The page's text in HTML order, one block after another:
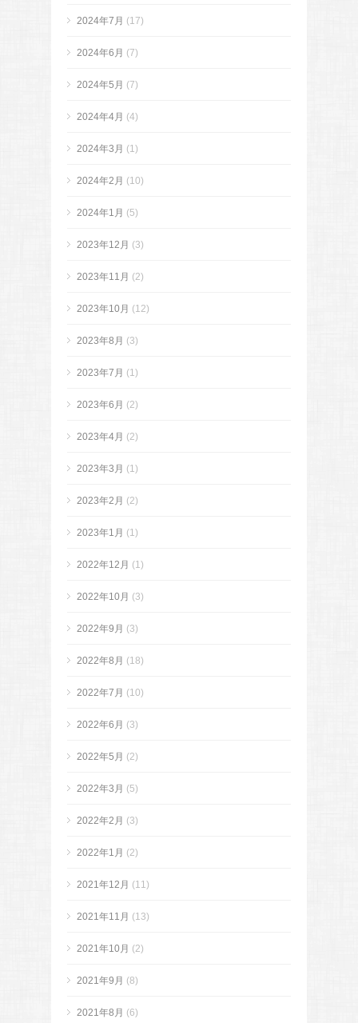
2024年7月 (17)
2024年6月 (7)
2024年5月 (7)
2024年4月 (4)
2024年3月 (1)
2024年2月 (10)
2024年1月 (5)
2023年12月 (3)
2023年11月 (2)
2023年10月 (12)
2023年8月 (3)
2023年7月 (1)
2023年6月 (2)
2023年4月 (2)
2023年3月 (1)
2023年2月 (2)
2023年1月 (1)
2022年12月 (1)
2022年10月 (3)
2022年9月 (3)
2022年8月 (18)
2022年7月 (10)
2022年6月 (3)
2022年5月 (2)
2022年3月 (5)
2022年2月 (3)
2022年1月 (2)
2021年12月 (11)
2021年11月 (13)
2021年10月 (2)
2021年9月 (8)
2021年8月 (6)